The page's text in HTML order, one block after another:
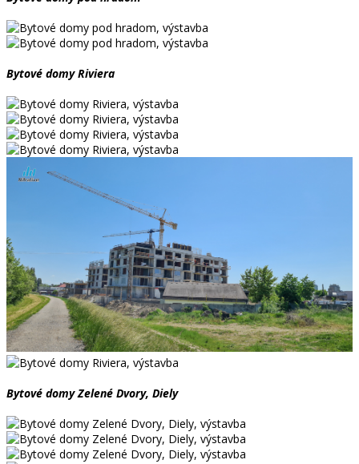
Bytové domy Riviera
Bytové domy Zelené Dvory, Diely